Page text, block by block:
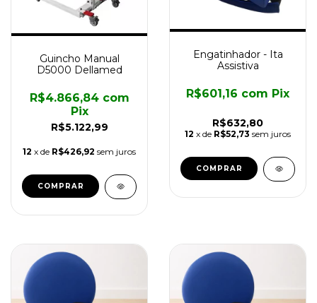
Guincho Manual
D5000 Dellamed
R$5.122,99
R$4.866,84 com
Pix
12 x de R$426,92 sem juros
Engatinhador - Ita
Assistiva
R$632,80
R$601,16 com Pix
12 x de R$52,73 sem juros
COMPRAR